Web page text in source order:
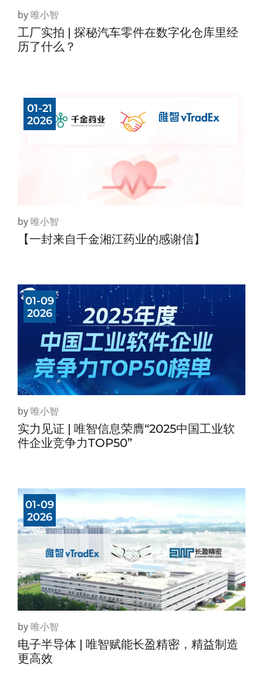
by唯小智
工厂实拍 | 探秘汽车零件在数字化仓库里经
历了什么？
01-21
2026
by唯小智
【一封来自千金湘江药业的感谢信】
01-09
2026
by唯小智
实力见证 | 唯智信息荣膺“2025中国工业软
件企业竞争力TOP50”
01-09
2026
by唯小智
电子半导体 | 唯智赋能长盈精密，精益制造
更高效